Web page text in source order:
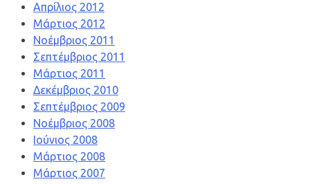
Απρίλιος 2012
Μάρτιος 2012
Νοέμβριος 2011
Σεπτέμβριος 2011
Μάρτιος 2011
Δεκέμβριος 2010
Σεπτέμβριος 2009
Νοέμβριος 2008
Ιούνιος 2008
Μάρτιος 2008
Μάρτιος 2007